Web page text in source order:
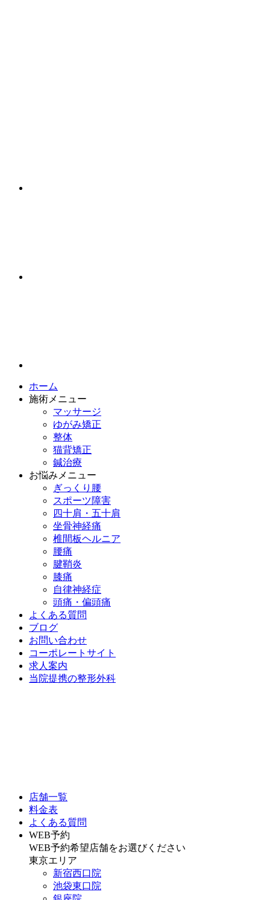
ホーム
施術メニュー
マッサージ
ゆがみ矯正
整体
猫背矯正
鍼治療
お悩みメニュー
ぎっくり腰
スポーツ障害
四十肩・五十肩
坐骨神経痛
椎間板ヘルニア
腰痛
腱鞘炎
膝痛
自律神経症
頭痛・偏頭痛
よくある質問
ブログ
お問い合わせ
コーポレートサイト
求人案内
当院提携の整形外科
店舗一覧
料金表
よくある質問
WEB予約
WEB予約希望店舗をお選びください
東京エリア
新宿西口院
池袋東口院